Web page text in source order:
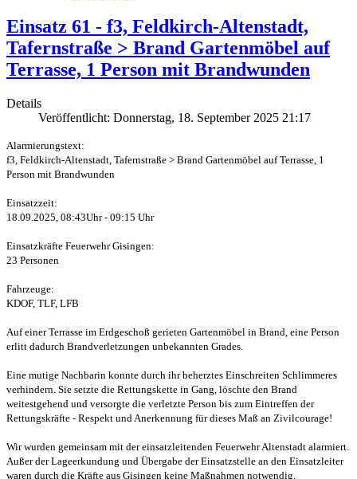
Einsatz 61 - f3, Feldkirch-Altenstadt,
Tafernstraße > Brand Gartenmöbel auf
Terrasse, 1 Person mit Brandwunden
Details
Veröffentlicht: Donnerstag, 18. September 2025 21:17
Alarmierungstext:
f3, Feldkirch-Altenstadt, Tafernstraße > Brand Gartenmöbel auf Terrasse, 1
Person mit Brandwunden
Einsatzzeit:
18.09.2025, 08:43Uhr - 09:15 Uhr
Einsatzkräfte Feuerwehr Gisingen:
23 Personen
Fahrzeuge:
KDOF, TLF, LFB
Auf einer Terrasse im Erdgeschoß gerieten Gartenmöbel in Brand, eine Person
erlitt dadurch Brandverletzungen unbekannten Grades.
Eine mutige Nachbarin konnte durch ihr beherztes Einschreiten Schlimmeres
verhindern. Sie setzte die Rettungskette in Gang, löschte den Brand
weitestgehend und versorgte die verletzte Person bis zum Eintreffen der
Rettungskräfte - Respekt und Anerkennung für dieses Maß an Zivilcourage!
Wir wurden gemeinsam mit der einsatzleitenden Feuerwehr Altenstadt alarmiert.
Außer der Lageerkundung und Übergabe der Einsatzstelle an den Einsatzleiter
waren durch die Kräfte aus Gisingen keine Maßnahmen notwendig.